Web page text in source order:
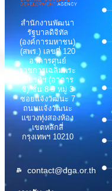
สำนักงานพัฒนา
รัฐบาลดิจิทัล
(องค์การมหาชน)
(สพร.) เลขที่ 120
อาคารศูนย์
ราชการเฉลิมพระ
เกียรติฯ (อาคาร
ซี) ชั้น 8-9 หมู่ 3
ซอยแจ้งวัฒนะ 7
ถนนแจ้งวัฒนะ
แขวงทุ่งสองห้อง
เขตหลักสี่
กรุงเทพฯ 10210
contact@dga.or.th